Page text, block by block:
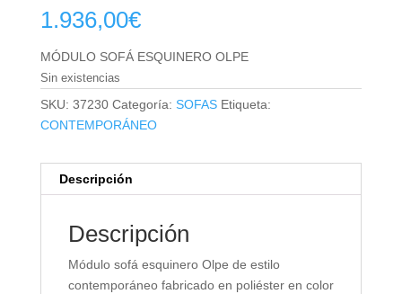
1.936,00€
MÓDULO SOFÁ ESQUINERO OLPE
Sin existencias
SKU: 37230 Categoría: SOFAS Etiqueta:
CONTEMPORÁNEO
Descripción
Descripción
Módulo sofá esquinero Olpe de estilo
contemporáneo fabricado en poliéster en color